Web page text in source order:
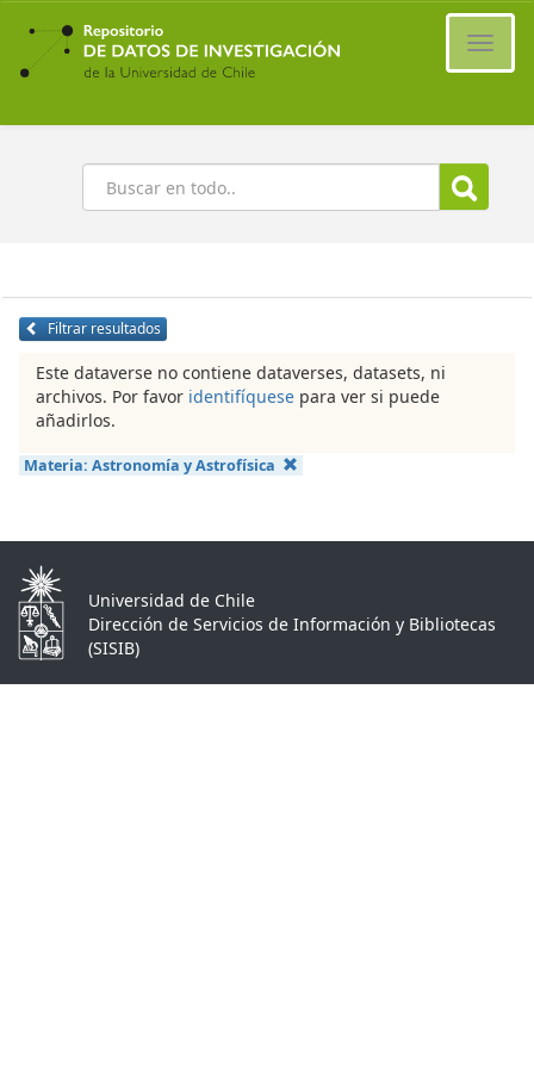
Ir
contenido
principal
Buscar
Filtrar resultados
Este dataverse no contiene dataverses, datasets, ni
archivos. Por favor identifíquese para ver si puede
añadirlos.
Materia: Astronomía y Astrofísica
Universidad de Chile
Dirección de Servicios de Información y Bibliotecas
(SISIB)